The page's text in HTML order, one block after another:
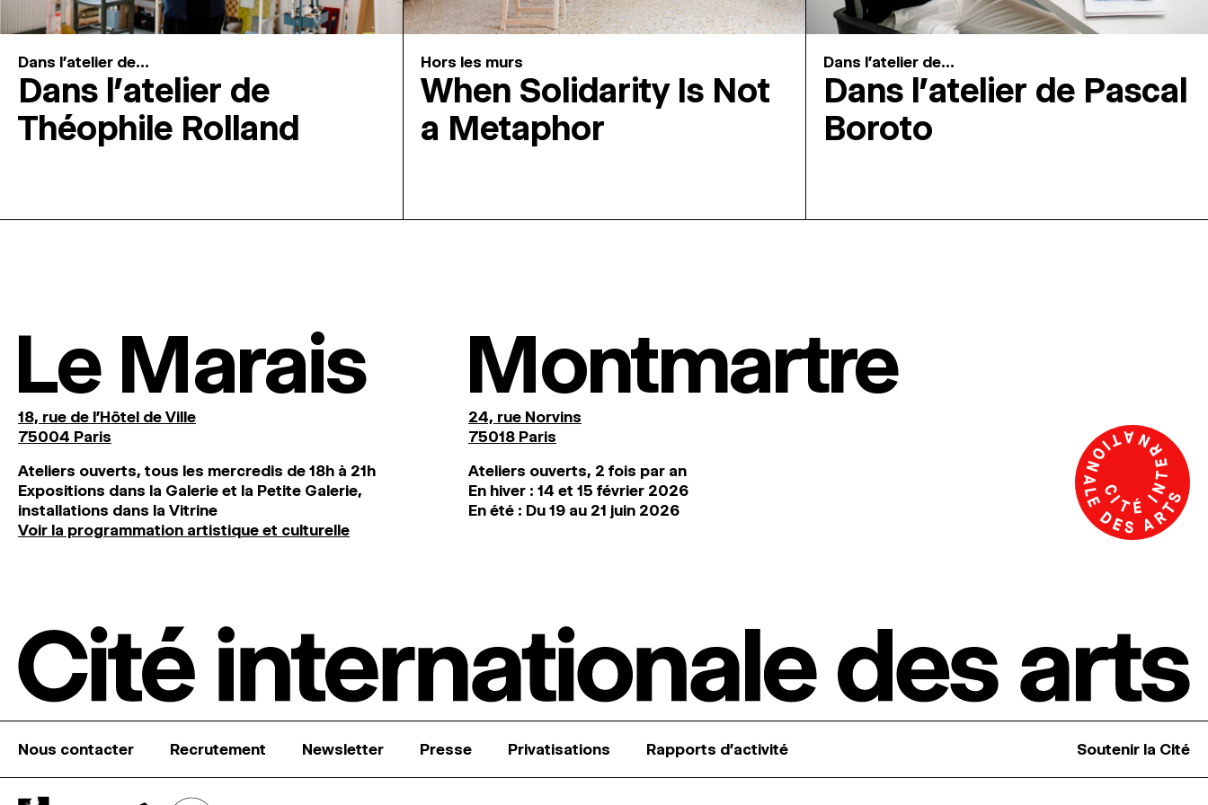
Dans l'atelier de...
Dans l’atelier de
Théophile Rolland
Hors les murs
When Solidarity Is Not
a Metaphor
Dans l'atelier de...
Dans l’atelier de Pascal
Boroto
Le Marais
18, rue de l'Hôtel de Ville
75004 Paris
Ateliers ouverts, tous les mercredis de 18h à 21h
Expositions dans la Galerie et la Petite Galerie,
installations dans la Vitrine
Voir la programmation artistique et culturelle
Montmartre
24, rue Norvins
75018 Paris
Ateliers ouverts, 2 fois par an
En hiver : 14 et 15 février 2026
En été : Du 19 au 21 juin 2026
Nous contacter Recrutement Newsletter Presse Privatisations Rapports d’activité Soutenir la Cité